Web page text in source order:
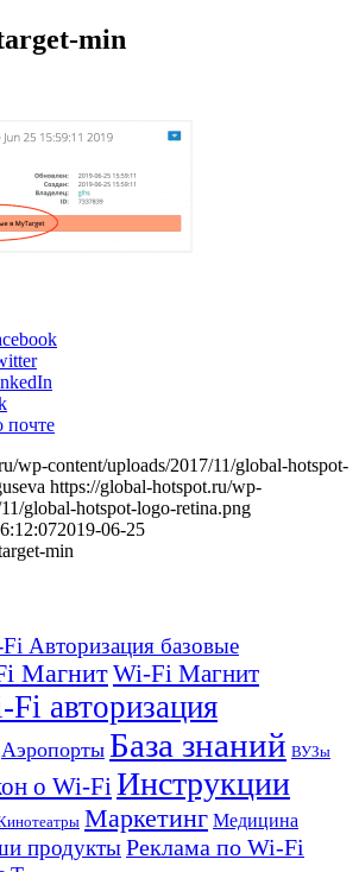
min
почте
wp-content/uploads/2017/11/global-hotspot-
https://global-hotspot.ru/wp-
global-hotspot-logo-retina.png
2019-06-25
min
Авторизация базовые
МагнитWi-Fi Магнит
Fi авторизация
Аэропорты База знаний ВУЗы
о Wi-Fi Инструкции
Маркетинг Медицина
продуктыРеклама по Wi-Fi